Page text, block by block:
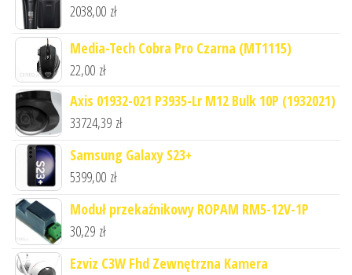
2038,00 zł
Media-Tech Cobra Pro Czarna (MT1115)
22,00 zł
Axis 01932-021 P3935-Lr M12 Bulk 10P (1932021)
33724,39 zł
Samsung Galaxy S23+
5399,00 zł
Moduł przekaźnikowy ROPAM RM5-12V-1P
30,29 zł
Ezviz C3W Fhd Zewnętrzna Kamera